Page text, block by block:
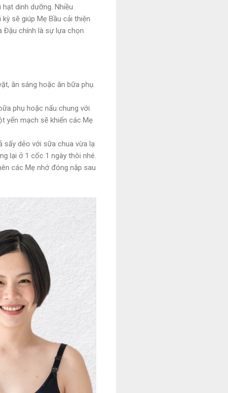
dinh dưỡng. Nhiều
sẽ giúp Mẹ Bầu cải thiện
Đậu chính là sự lựa chọn
ăn sáng hoặc ăn bữa phụ.
phụ hoặc nấu chung với
yến mạch sẽ khiến các Mẹ
sấy dẻo với sữa chua vừa lạ
lại ở 1 cốc 1 ngày thôi nhé.
các Mẹ nhớ đóng nắp sau